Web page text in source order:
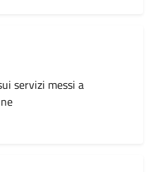
servizi messi a